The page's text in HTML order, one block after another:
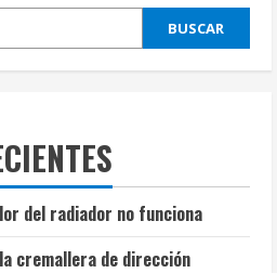
BUSCAR
del radiador no funciona
cremallera de dirección